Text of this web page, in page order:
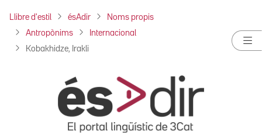
Llibre d'estil ésAdir Noms propis
Antropònims Internacional
Kobakhidze, Irakli